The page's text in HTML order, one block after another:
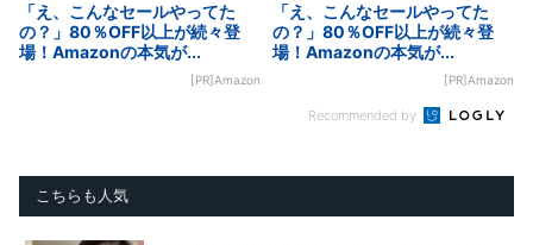
「え、こんなセールやってた
の？」80％OFF以上が続々登
場！Amazonの本気が...
[PR]Amazon
「え、こんなセールやってた
の？」80％OFF以上が続々登
場！Amazonの本気が...
[PR]Amazon
Recommended by
こちらも人気